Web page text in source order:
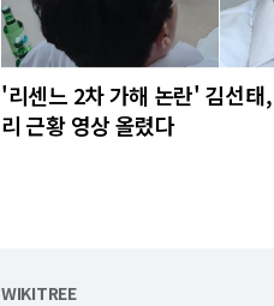
'리센느 2차 가해 논란' 김선태
리 근황 영상 올렸다
WIKITREE